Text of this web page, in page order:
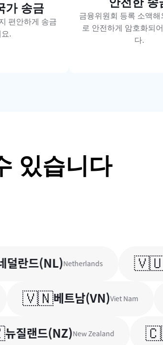
가 송금
편안하게 송금
.
금융위원회 등록 소액해
로 안전하게 암호화되
다.
있습니다
드(NL) Netherlands 🇻🇺바
🇻🇳베트남(VN)Viet Nam
랜드(NZ)New Zealand 🇨🇦